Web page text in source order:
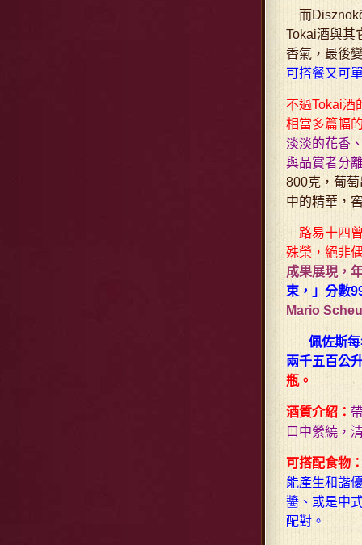
而
Tokai酒與其
香氣，最後
可搭餐又可
不過Tokai酒
相當多篇幅
淡淡的花香
與品賞者分
800克，葡
中的精華，
路易十四曾
殊榮，絕非
成果展現，
束，」分數
Mario
佩佐斯
兩千五百公
瓶。
酒質介紹：
口中縈繞，
可搭配食物
能產生和諧
醬、或是中
配對。